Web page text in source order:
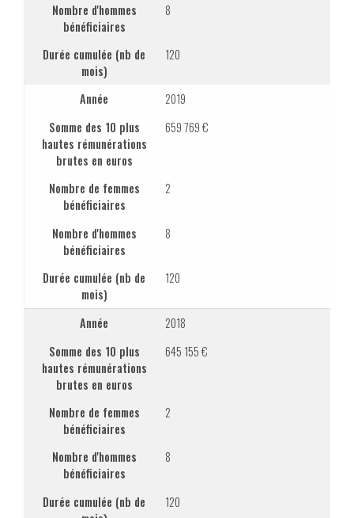
Nombre d'hommes
bénéficiaires
8
Durée cumulée (nb de
mois)
120
Année
2019
Somme des 10 plus
hautes rémunérations
brutes en euros
659 769 €
Nombre de femmes
bénéficiaires
2
Nombre d'hommes
bénéficiaires
8
Durée cumulée (nb de
mois)
120
Année
2018
Somme des 10 plus
hautes rémunérations
brutes en euros
645 155 €
Nombre de femmes
bénéficiaires
2
Nombre d'hommes
bénéficiaires
8
Durée cumulée (nb de
120